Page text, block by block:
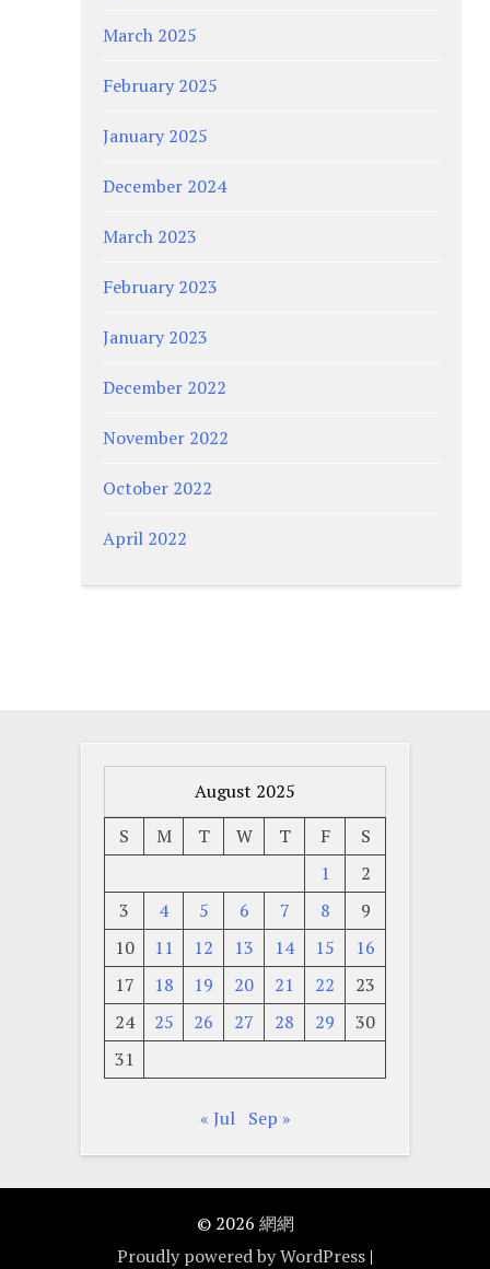
March 2025
February 2025
January 2025
December 2024
March 2023
February 2023
January 2023
December 2022
November 2022
October 2022
April 2022
August 2025
S
M T W T F
S
1
2
3
4 5 6 7 8
9
10
11 12 13 14 15
16
17
18 19 20 21 22
23
24
25 26 27 28 29
30
31
« Jul Sep »
© 2026 網網
Proudly powered by WordPress |